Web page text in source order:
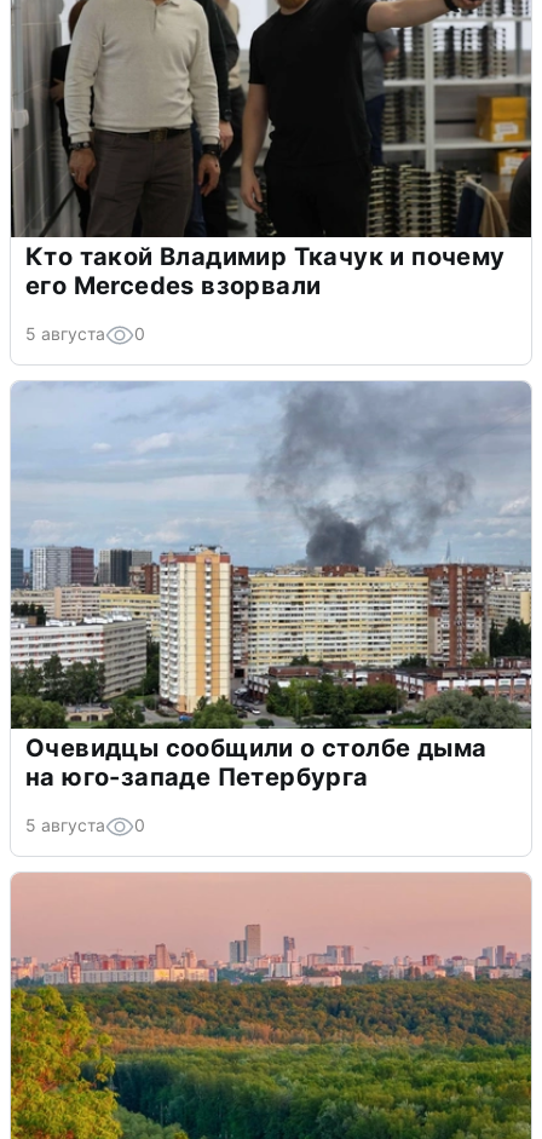
Кто такой Владимир Ткачук и почему
его Mercedes взорвали
5 августа 0
Очевидцы сообщили о столбе дыма
на юго-западе Петербурга
5 августа 0